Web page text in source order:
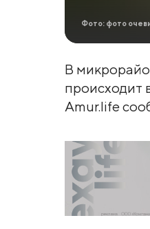
Фото: фото
В
происходит
Amur.life